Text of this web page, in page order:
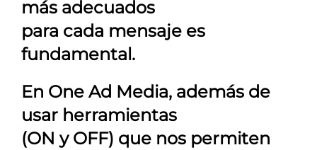
más adecuados
para cada mensaje es
fundamental.
En One Ad Media, además de
usar herramientas
(ON y OFF) que nos permiten